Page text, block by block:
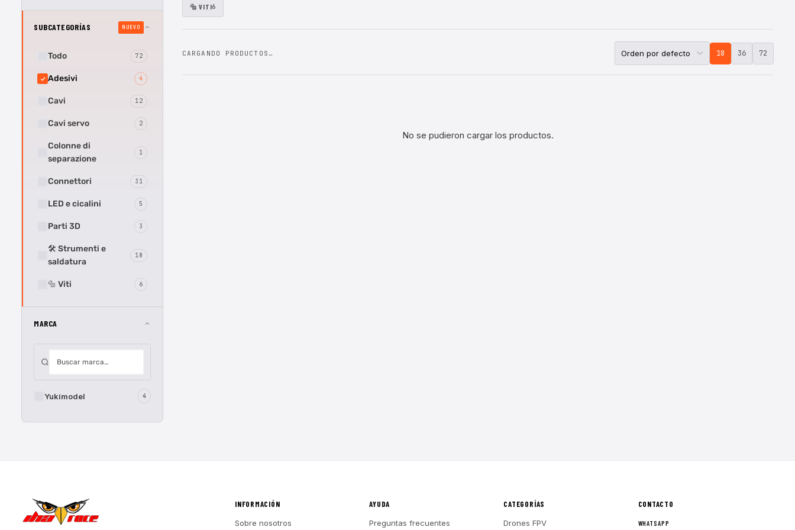
SUBCATEGORÍAS NUEVO
Todo 72
Adesivi 4
Cavi 12
Cavi servo 2
Colonne di
separazione
1
Connettori 31
LED e cicalini 5
Parti 3D 3
🛠 Strumenti e
saldatura
18
🔩 Viti 6
MARCA
Yukimodel 4
🔩 VITI6
CARGANDO PRODUCTOS… 18 36 72
No se pudieron cargar los productos.
INFORMACIÓN
Sobre nosotros
AYUDA
Preguntas frecuentes
CATEGORÍAS
Drones FPV
CONTACTO
WHATSAPP